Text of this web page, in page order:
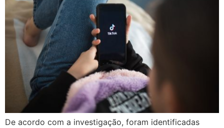
De acordo com a investigação, foram identificadas